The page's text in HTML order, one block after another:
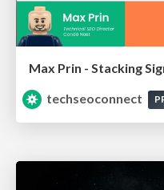
techseoconnect